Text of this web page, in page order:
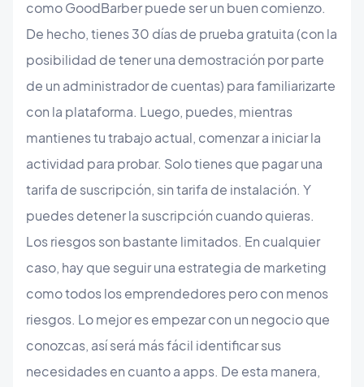
como GoodBarber puede ser un buen comienzo.
De hecho, tienes 30 días de prueba gratuita (con la
posibilidad de tener una demostración por parte
de un administrador de cuentas) para familiarizarte
con la plataforma. Luego, puedes, mientras
mantienes tu trabajo actual, comenzar a iniciar la
actividad para probar. Solo tienes que pagar una
tarifa de suscripción, sin tarifa de instalación. Y
puedes detener la suscripción cuando quieras.
Los riesgos son bastante limitados. En cualquier
caso, hay que seguir una estrategia de marketing
como todos los emprendedores pero con menos
riesgos. Lo mejor es empezar con un negocio que
conozcas, así será más fácil identificar sus
necesidades en cuanto a apps. De esta manera,